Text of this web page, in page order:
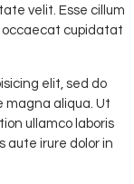
velit. Esse cillum
occaecat cupidatat
elit, sed do
magna aliqua. Ut
ullamco laboris
aute irure dolor in